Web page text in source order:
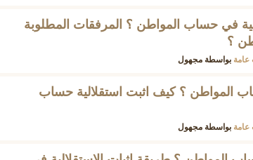
في حساب المواطن ؟ المرفقات المطلوبة
؟
عامة بواسطة مجهول
المواطن ؟ كيف اثبت استقلالية حساب
عامة بواسطة مجهول